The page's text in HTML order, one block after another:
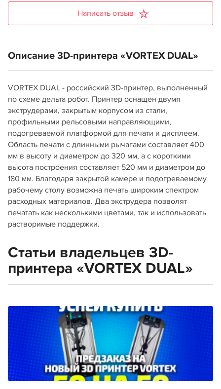
Написать отзыв
Описание 3D-принтера «VORTEX DUAL»
VORTEX DUAL - российский 3D-принтер, выполненный
по схеме дельта робот. Принтер оснащен двумя
экструдерами, закрытым корпусом из стали,
профильными рельсовыми направляющими,
подогреваемой платформой для печати и дисплеем.
Область печати c длинными рычагами составляет 400
мм в высоту и диаметром до 320 мм, а с короткими
высота построения составляет 520 мм и диаметром до
180 мм. Благодаря закрытой камере и подогреваемому
рабочему столу возможна печать широким спектром
расходных материалов. Два экструдера позволят
печатать как несколькими цветами, так и использовать
растворимые поддержки.
Статьи владельцев 3D-
принтера «VORTEX DUAL»